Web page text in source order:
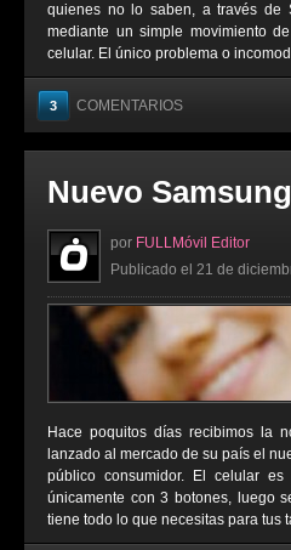
quienes no lo saben, a través de
mediante un simple movimiento
celular. El único problema o
3 COMENTARIOS
Nuevo
por FULLMóvil Editor
Publicado el 21 de
Hace poquitos días recibimos la
lanzado al mercado de su país el
público consumidor. El celular
únicamente con 3 botones, luego
tiene todo lo que necesitas para tus